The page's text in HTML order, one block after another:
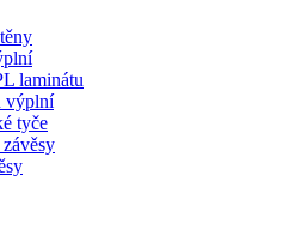
laminátu
výplní
tyče